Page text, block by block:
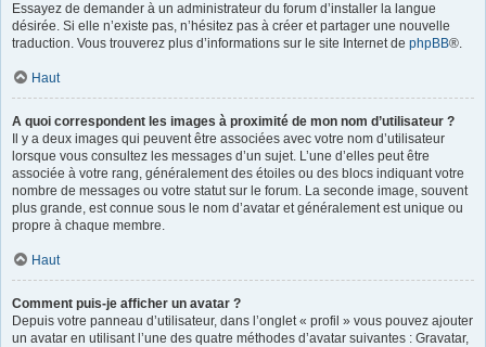
Essayez de demander à un administrateur du forum d’installer la langue
désirée. Si elle n’existe pas, n’hésitez pas à créer et partager une nouvelle
traduction. Vous trouverez plus d’informations sur le site Internet de phpBB®.
Haut
A quoi correspondent les images à proximité de mon nom d’utilisateur ?
Il y a deux images qui peuvent être associées avec votre nom d’utilisateur
lorsque vous consultez les messages d’un sujet. L’une d’elles peut être
associée à votre rang, généralement des étoiles ou des blocs indiquant votre
nombre de messages ou votre statut sur le forum. La seconde image, souvent
plus grande, est connue sous le nom d’avatar et généralement est unique ou
propre à chaque membre.
Haut
Comment puis-je afficher un avatar ?
Depuis votre panneau d’utilisateur, dans l’onglet « profil » vous pouvez ajouter
un avatar en utilisant l’une des quatre méthodes d’avatar suivantes : Gravatar,